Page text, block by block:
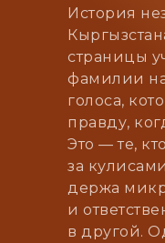
История
страницы
фамилии
голоса,
правду,
Это — те,
за
держа
и
в другой.